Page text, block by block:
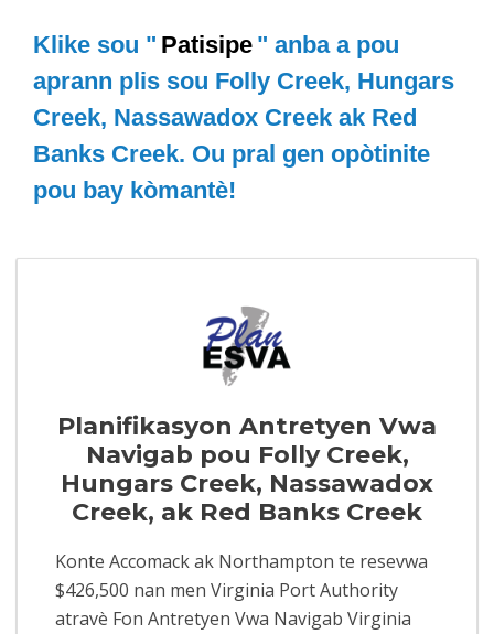
Klike sou " Patisipe " anba a pou
aprann plis sou Folly Creek, Hungars
Creek, Nassawadox Creek ak Red
Banks Creek. Ou pral gen opòtinite
pou bay kòmantè!
Planifikasyon Antretyen Vwa
Navigab pou Folly Creek,
Hungars Creek, Nassawadox
Creek, ak Red Banks Creek
Konte Accomack ak Northampton te resevwa
$426,500 nan men Virginia Port Authority
atravè Fon Antretyen Vwa Navigab Virginia